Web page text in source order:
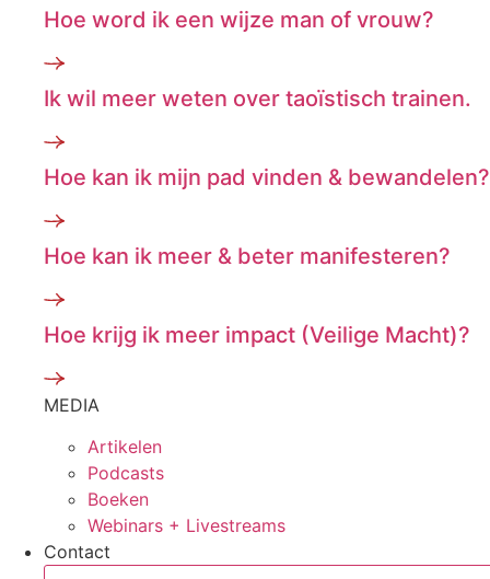
Hoe word ik een wijze man of vrouw?
Ik wil meer weten over taoïstisch trainen.
Hoe kan ik mijn pad vinden & bewandelen?
Hoe kan ik meer & beter manifesteren?
Hoe krijg ik meer impact (Veilige Macht)?
MEDIA
Artikelen
Podcasts
Boeken
Webinars + Livestreams
Contact